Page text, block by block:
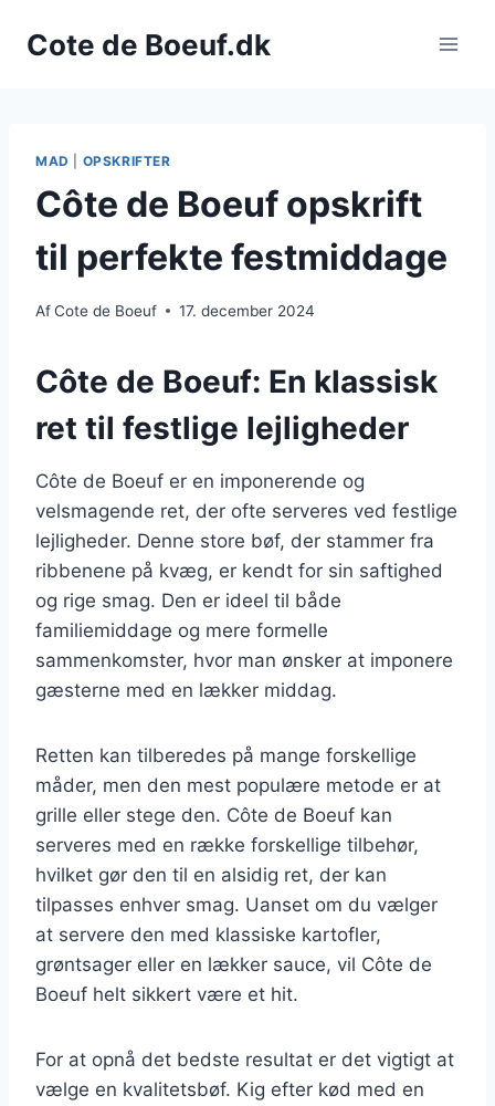
Cote de Boeuf.dk
MAD OPSKRIFTER
Côte de Boeuf opskrift
til perfekte festmiddage
AfCote de Boeuf 17. december 2024
Côte de Boeuf: En klassisk
ret til festlige lejligheder
Côte de Boeuf er en imponerende og
velsmagende ret, der ofte serveres ved festlige
lejligheder. Denne store bøf, der stammer fra
ribbenene på kvæg, er kendt for sin saftighed
og rige smag. Den er ideel til både
familiemiddage og mere formelle
sammenkomster, hvor man ønsker at imponere
gæsterne med en lækker middag.
Retten kan tilberedes på mange forskellige
måder, men den mest populære metode er at
grille eller stege den. Côte de Boeuf kan
serveres med en række forskellige tilbehør,
hvilket gør den til en alsidig ret, der kan
tilpasses enhver smag. Uanset om du vælger
at servere den med klassiske kartofler,
grøntsager eller en lækker sauce, vil Côte de
Boeuf helt sikkert være et hit.
For at opnå det bedste resultat er det vigtigt at
vælge en kvalitetsbøf. Kig efter kød med en